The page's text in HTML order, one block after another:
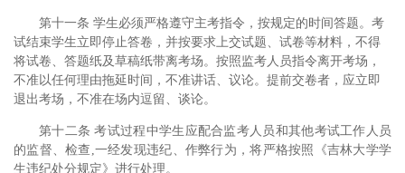
第十一条 学生必须严格遵守主考指令，按规定的时间答题。考
试结束学生立即停止答卷，并按要求上交试题、试卷等材料，不得
将试卷、答题纸及草稿纸带离考场。按照监考人员指令离开考场，
不准以任何理由拖延时间，不准讲话、议论。提前交卷者，应立即
退出考场，不准在场内逗留、谈论。
第十二条 考试过程中学生应配合监考人员和其他考试工作人员
的监督、检查 ,一经发现违纪、作弊行为，将严格按照《吉林大学学
生违纪处分规定》进行处理。